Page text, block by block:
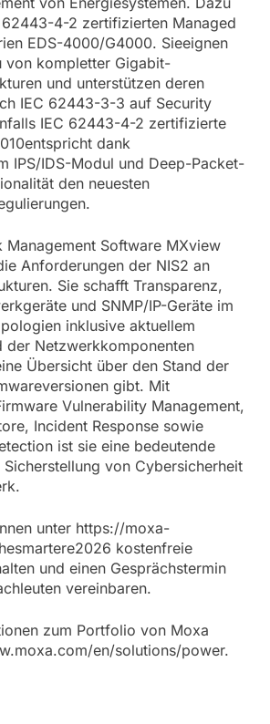
4-2 zertifizierten Managed
EDS-4000/G4000. Sieeignen
von kompletter Gigabit-
und unterstützen deren
IEC 62443-3-3 auf Security
IEC 62443-4-2 zertifizierte
dank
IPS/IDS-Modul und Deep-Packet-
den neuesten
Management Software MXview
Anforderungen der NIS2 an
Sie schafft Transparenz,
und SNMP/IP-Geräte im
inklusive aktuellem
der Netzwerkkomponenten
Übersicht über den Stand der
gibt. Mit
Vulnerability Management,
Incident Response sowie
ist sie eine bedeutende
von Cybersicherheit
unter https://moxa-
kostenfreie
und einen Gesprächstermin
vereinbaren.
zum Portfolio von Moxa
en/solutions/power.